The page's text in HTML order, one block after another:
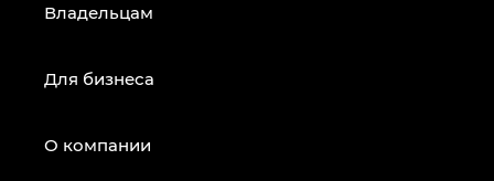
Владельцам
Для бизнеса
О компании